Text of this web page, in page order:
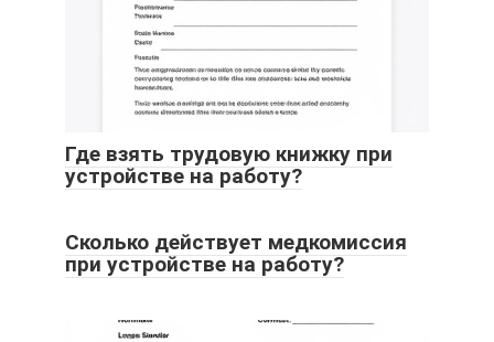
Где взять трудовую книжку при
устройстве на работу?
Сколько действует медкомиссия
при устройстве на работу?